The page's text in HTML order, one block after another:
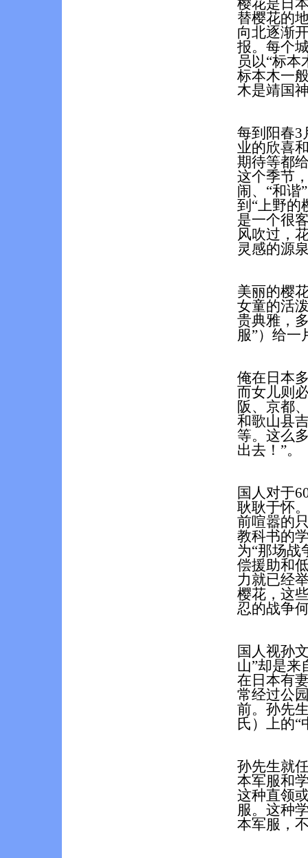
樱花是日
替樱花的
向北逐渐
报。每个
员以“标
标本木一
木是靖国
每到阳春3
业的欣喜
期待等都
这个季节
闹、“和谐
到“上野的
是一个很
风吹过，
灵感的源
美丽的樱
女童的活
贵典雅，
服”）给一
俺在日本
而女儿则
阪、京都
和歌山县
等。这么
出去！”。
国人对于
耿耿于怀
前喧嚣的
教科书的
为“那场战
偿援助和
力就已经
樱花，这
忍的战争
国人视孙
山”却是来
在日本有
常经过公
前。孙先
氏）上的“
孙先生就
本军服和
这种直领
服。这种
本军服，